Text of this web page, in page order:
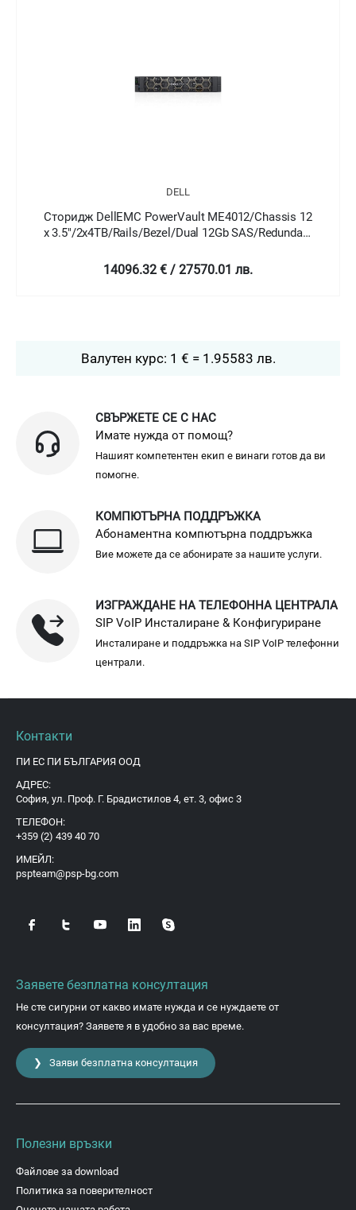
Сторидж DellEMC PowerVault ME4024/Chassis
x 2.5" HotPlug/2x1.2TB/Rails/Bezel/Dual 12Gb
14391.69 € / 28147.7 лв.
Валутен курс: 1 € = 1.95583 лв.
СВЪРЖЕТЕ СЕ С НАС
Имате нужда от помощ?
Нашият компетентен екип е винаги готов да ви
помогне.
КОМПЮТЪРНА ПОДДРЪЖКА
Абонаментна компютърна поддръжка
Вие можете да се абонирате за нашите услуги.
ИЗГРАЖДАНЕ НА ТЕЛЕФОННА ЦЕНТРАЛА
SIP VoIP Инсталиране & Конфигуриране
Инсталиране и поддръжка на SIP VoIP телефонни
централи.
Контакти
ПИ ЕС ПИ БЪЛГАРИЯ ООД
АДРЕС:
София, ул. Проф. Г. Брадистилов 4, ет. 3, офис 3
ТЕЛЕФОН:
+359 (2) 439 40 70
ИМЕЙЛ:
pspteam@psp-bg.com
Заявете безплатна консултация
Не сте сигурни от какво имате нужда и се нуждаете от
консултация? Заявете я в удобно за вас време.
❯ Заяви безплатна консултация
Полезни връзки
Файлове за download
Политика за поверителност